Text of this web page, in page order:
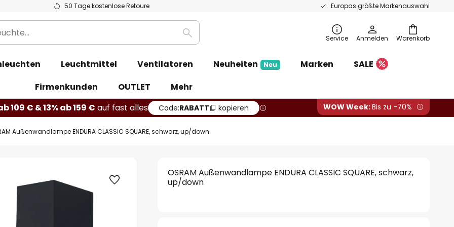
50 Tage kostenlose Retoure Europas größte Markenauswahl
Warenkorb
Suche Service Anmelden
Leuchtmittel Ventilatoren Neuheiten Neu Marken
SALE
Firmenkunden
OUTLET
Mehr
109 € & 13% ab 159 € auf fast alles Code:RABATT kopieren WOW Week:Bis zu -70%
Außenwandlampe ENDURA CLASSIC SQUARE, schwarz, up/down
OSRAM Außenwandlampe ENDURA CLASSIC SQUARE, schwarz,
up/down